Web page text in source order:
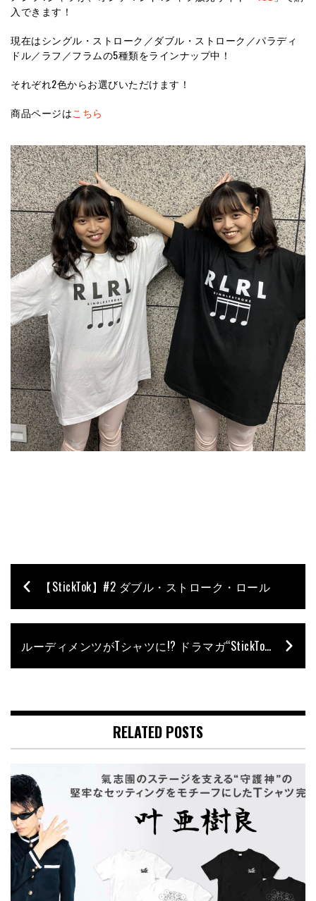
入できます！
現在はシングル・ストローク／ダブル・ストローク／パラディ
ドル／ラフ／フラムの5種類をラインナップ中！
それぞれ2色からお選びいただけます！
商品ページはこちら
【StickTok】#2 ダブル・ストローク・ロール
ルーディメンツがTシャツに!? ドラマガ“StickTok”とのコラボ企画！
RELATED POSTS